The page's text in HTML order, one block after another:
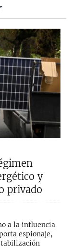
y
privado
a la influencia
espionaje,